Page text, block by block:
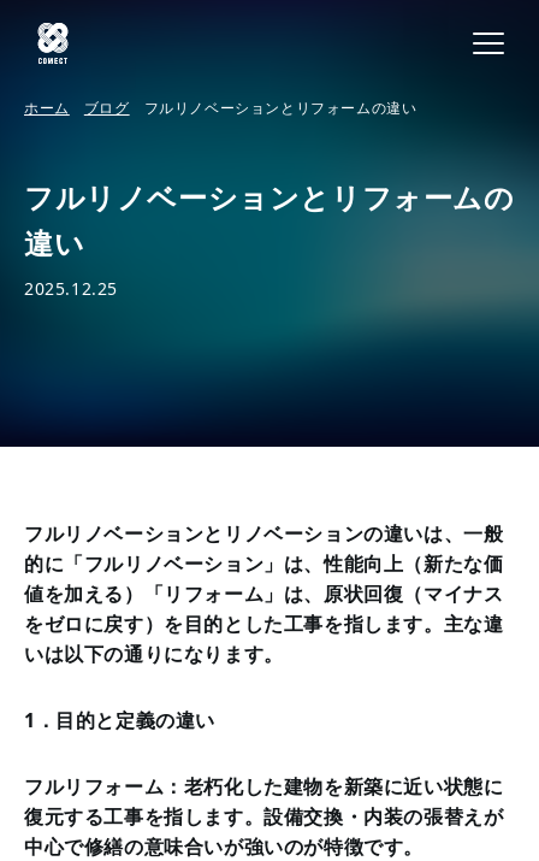
ホーム ブログ フルリノベーションとリフォームの違い
フルリノベーションとリフォームの
違い
2025.12.25
フルリノベーションとリノベーションの違いは、一般
的に「フルリノベーション」は、性能向上（新たな価
値を加える）「リフォーム」は、原状回復（マイナス
をゼロに戻す）を目的とした工事を指します。主な違
いは以下の通りになります。
1．目的と定義の違い
フルリフォーム：老朽化した建物を新築に近い状態に
復元する工事を指します。設備交換・内装の張替えが
中心で修繕の意味合いが強いのが特徴です。